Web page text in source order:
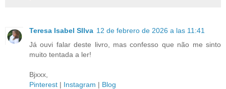
Teresa Isabel SIlva 12 de febrero de 2026 a las 11:41
Já ouvi falar deste livro, mas confesso que não me sinto
muito tentada a ler!
Bjxxx,
Pinterest | Instagram | Blog